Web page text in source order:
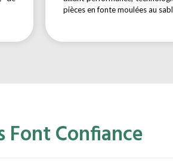
pièces en fonte moulées au
Font Confiance